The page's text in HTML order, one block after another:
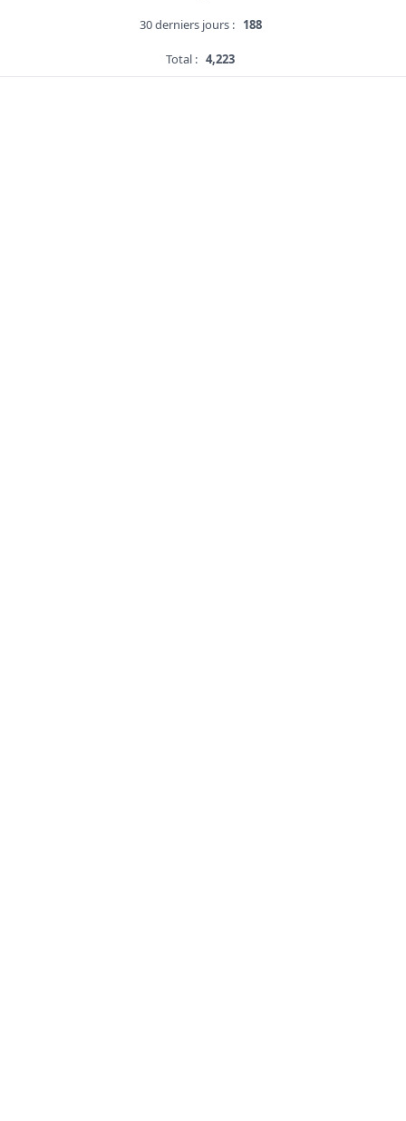
30 derniers jours : 188
Total : 4,223